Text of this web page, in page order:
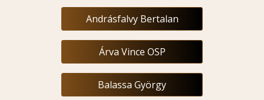
Andrásfalvy Bertalan
Árva Vince OSP
Balassa György